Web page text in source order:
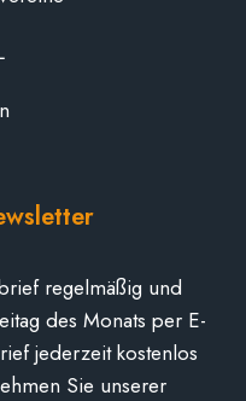
regelmäßig und
des Monats per E-
jederzeit kostenlos
Sie unserer